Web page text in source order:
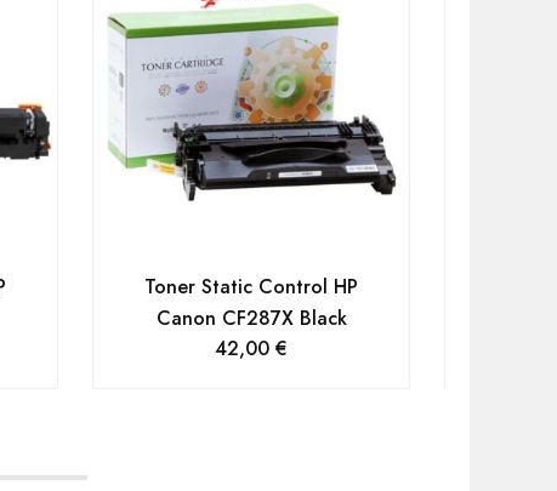
Toner Static Control HP
Canon CF287X Black
42,00 €